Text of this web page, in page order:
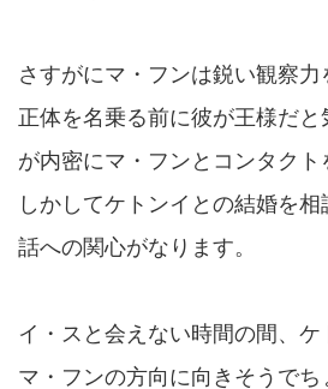
さすがにマ・フンは鋭い観察
正体を名乗る前に彼が王様だ
が内密にマ・フンとコンタクト
しかしてケトンイとの結婚を
話への関心がなります。
イ・スと会えない時間の間、
マ・フンの方向に向きそうでち